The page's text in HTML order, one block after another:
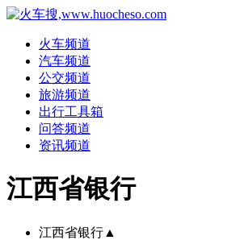
火车频道
汽车频道
公交频道
旅游频道
出行工具箱
问答频道
资讯频道
江西省银行
江西省银行 ▲